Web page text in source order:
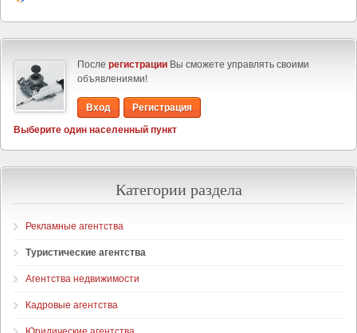
После регистрации Вы сможете управлять своими
объявлениями!
Вход
Регистрация
Выберите один населенный пункт
Категории раздела
Рекламные агентства
Туристические агентства
Агентства недвижимости
Кадровые агентства